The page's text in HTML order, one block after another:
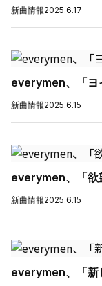
新曲情報2025.6.17
everymen、「ヨ
新曲情報2025.6.15
everymen、「欲
新曲情報2025.6.15
everymen、「新